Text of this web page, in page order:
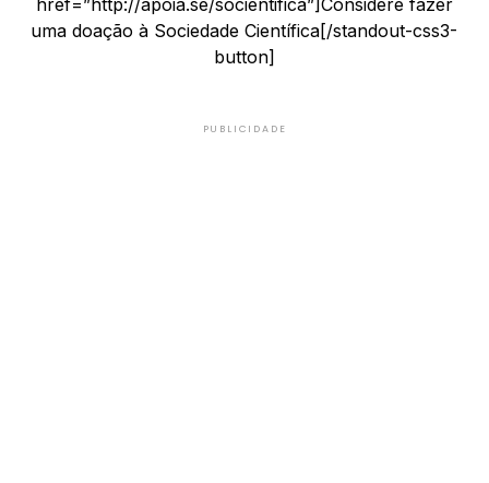
uma doação à Sociedade Científica[/standout-css3-
button]
PUBLICIDADE